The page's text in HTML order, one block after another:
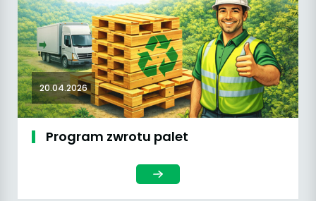
20.04.2026
Program zwrotu palet